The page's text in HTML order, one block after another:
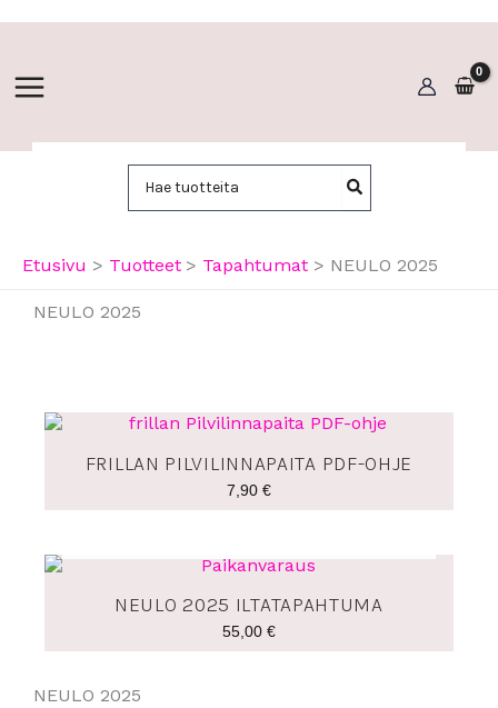
Etusivu Tuotteet Tapahtumat NEULO 2025
NEULO 2025
FRILLAN PILVILINNAPAITA PDF-OHJE
7,90 €
NEULO 2025 ILTATAPAHTUMA
55,00 €
NEULO 2025